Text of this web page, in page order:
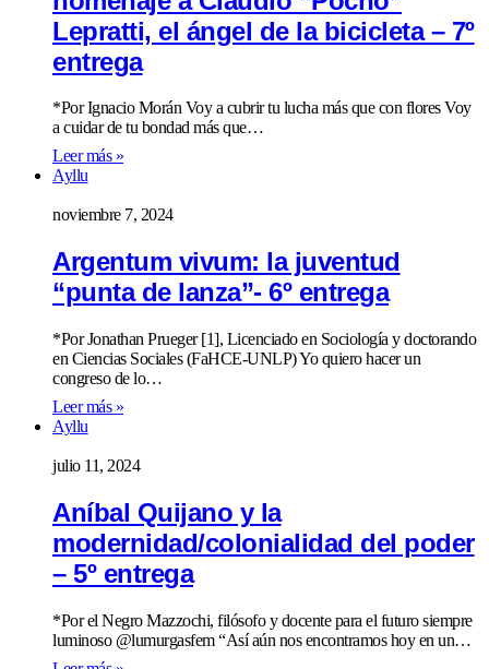
Lepratti, el ángel de la bicicleta – 7º
entrega
*Por Ignacio Morán Voy a cubrir tu lucha más que con flores Voy
a cuidar de tu bondad más que…
Leer más »
Ayllu
noviembre 7, 2024
Argentum vivum: la juventud
“punta de lanza”- 6º entrega
*Por Jonathan Prueger [1], Licenciado en Sociología y doctorando
en Ciencias Sociales (FaHCE-UNLP) Yo quiero hacer un
congreso de lo…
Leer más »
Ayllu
julio 11, 2024
Aníbal Quijano y la
modernidad/colonialidad del poder
– 5º entrega
*Por el Negro Mazzochi, filósofo y docente para el futuro siempre
luminoso @lumurgasfem “Así aún nos encontramos hoy en un…